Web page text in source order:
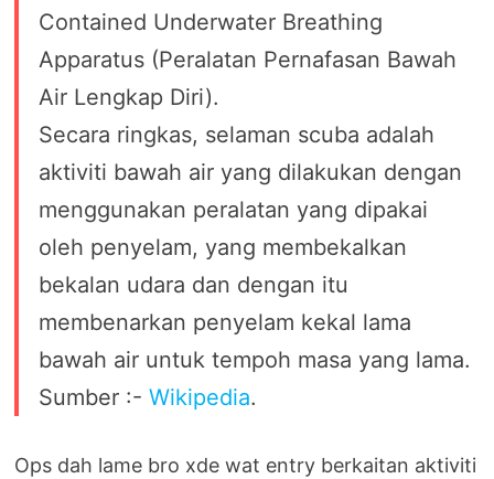
Contained Underwater Breathing
Apparatus (Peralatan Pernafasan Bawah
Air Lengkap Diri).
Secara ringkas, selaman scuba adalah
aktiviti bawah air yang dilakukan dengan
menggunakan peralatan yang dipakai
oleh penyelam, yang membekalkan
bekalan udara dan dengan itu
membenarkan penyelam kekal lama
bawah air untuk tempoh masa yang lama.
Sumber :-Wikipedia.
Ops dah lame bro xde wat entry berkaitan aktiviti